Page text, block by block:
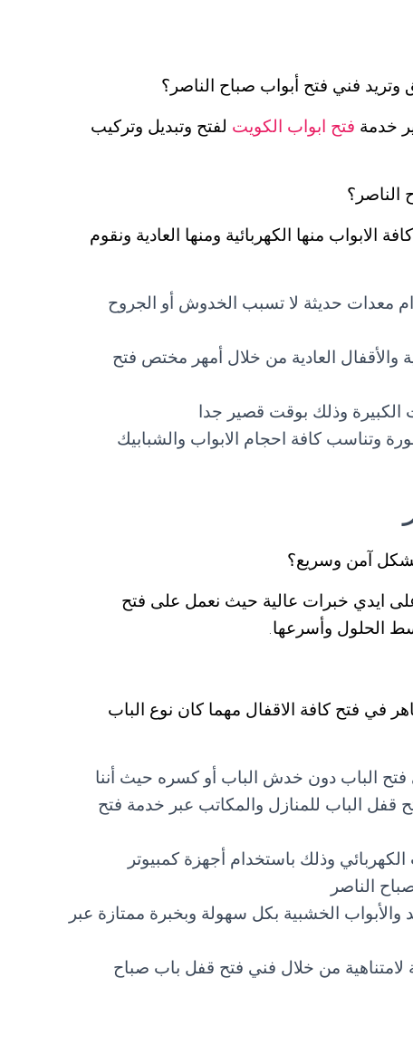
فني فتح أبواب صباح الناصر؟
خدمة فتح ابواب الكويت لفتح وتبديل وتركيب
الناصر؟
منها الكهربائية ومنها العادية ونقوم
معدات حديثة لا تسبب الخدوش أو الجروح
والأقفال العادية من خلال أمهر مختص فتح
الكبيرة وذلك بوقت قصير جدا
وتناسب كافة احجام الابواب والشبابيك
آمن وسريع؟
ايدي خبرات عالية حيث نعمل على فتح
الحلول وأسرعها.
في فتح كافة الاقفال مهما كان نوع الباب
فتح الباب دون خدش الباب أو كسره حيث أننا
قفل الباب للمنازل والمكاتب عبر خدمة فتح
الكهربائي وذلك باستخدام أجهزة كمبيوتر
الناصر
الخشبية بكل سهولة وبخبرة ممتازة عبر
لامتناهية من خلال فني فتح قفل باب صباح